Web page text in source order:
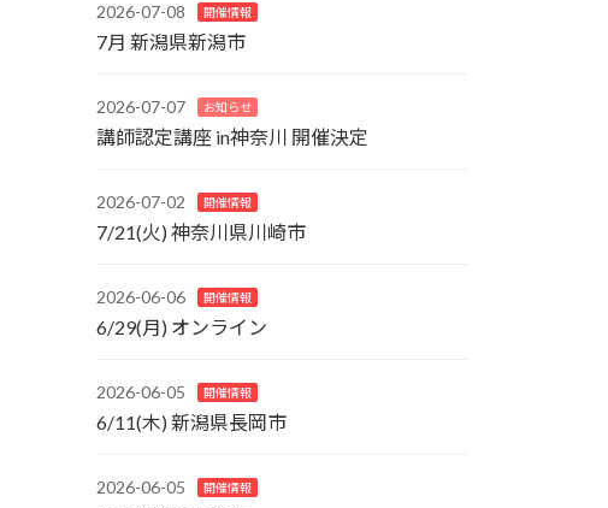
2026-07-08 開催情報
7月 新潟県新潟市
2026-07-07 お知らせ
講師認定講座 in神奈川 開催決定
2026-07-02 開催情報
7/21(火) 神奈川県川崎市
2026-06-06 開催情報
6/29(月) オンライン
2026-06-05 開催情報
6/11(木) 新潟県長岡市
2026-06-05 開催情報